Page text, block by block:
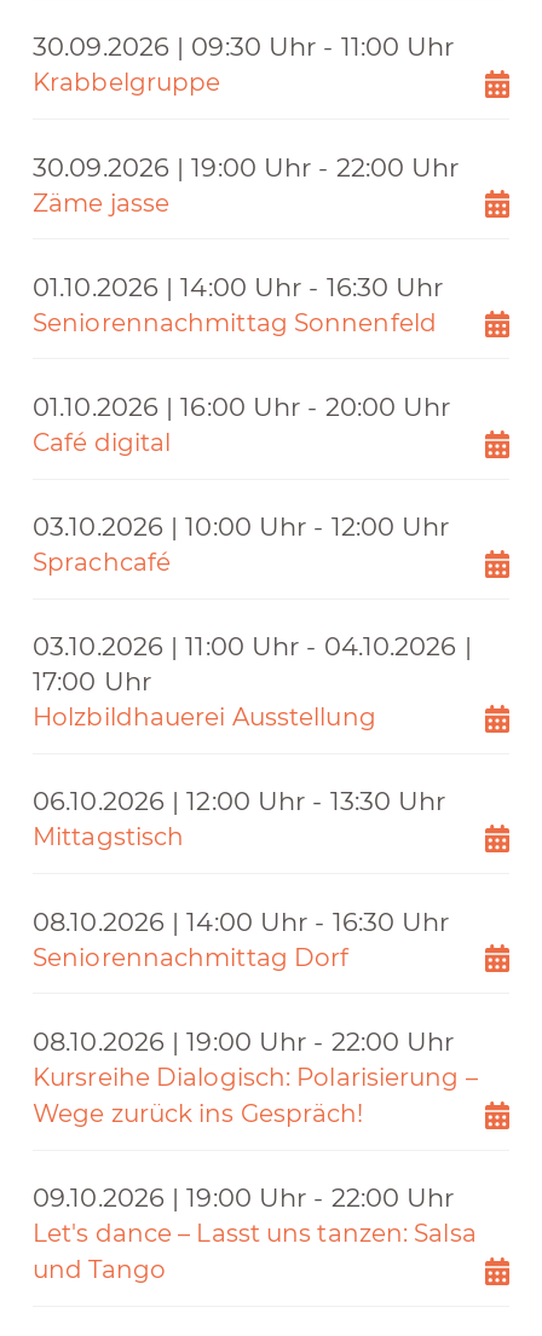
30.09.2026 | 09:30 Uhr - 11:00 Uhr
Krabbelgruppe
30.09.2026 | 19:00 Uhr - 22:00 Uhr
Zäme jasse
01.10.2026 | 14:00 Uhr - 16:30 Uhr
Seniorennachmittag Sonnenfeld
01.10.2026 | 16:00 Uhr - 20:00 Uhr
Café digital
03.10.2026 | 10:00 Uhr - 12:00 Uhr
Sprachcafé
03.10.2026 | 11:00 Uhr - 04.10.2026 |
17:00 Uhr
Holzbildhauerei Ausstellung
06.10.2026 | 12:00 Uhr - 13:30 Uhr
Mittagstisch
08.10.2026 | 14:00 Uhr - 16:30 Uhr
Seniorennachmittag Dorf
08.10.2026 | 19:00 Uhr - 22:00 Uhr
Kursreihe Dialogisch: Polarisierung –
Wege zurück ins Gespräch!
09.10.2026 | 19:00 Uhr - 22:00 Uhr
Let's dance – Lasst uns tanzen: Salsa
und Tango